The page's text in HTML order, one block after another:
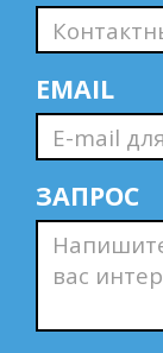
EMAIL
ЗАПРОС